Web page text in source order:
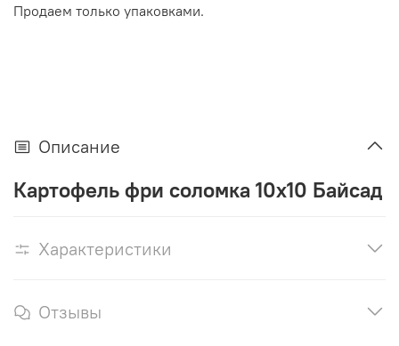
Продаем только упаковками.
Описание
Картофель фри соломка 10х10 Байсад
Характеристики
Отзывы